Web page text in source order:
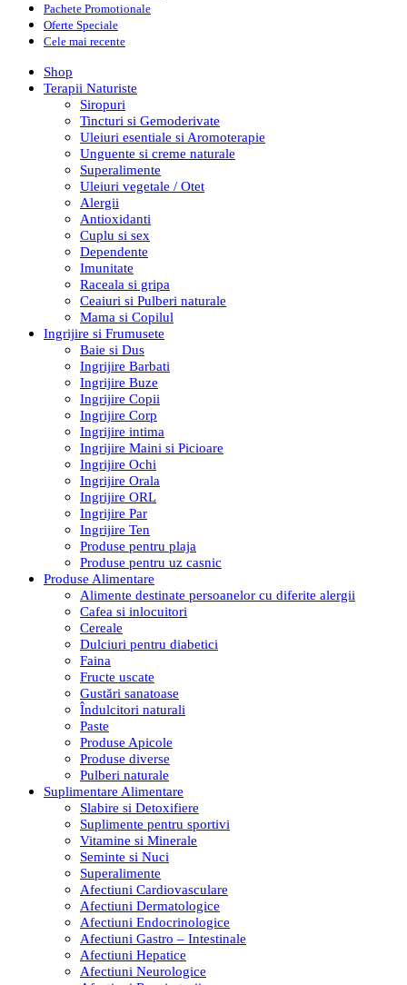
Pachete Promotionale
Oferte Speciale
Cele mai recente
Shop
Terapii Naturiste
Siropuri
Tincturi si Gemoderivate
Uleiuri esentiale si Aromoterapie
Unguente si creme naturale
Superalimente
Uleiuri vegetale / Otet
Alergii
Antioxidanti
Cuplu si sex
Dependente
Imunitate
Raceala si gripa
Ceaiuri si Pulberi naturale
Mama si Copilul
Ingrijire si Frumusete
Baie si Dus
Ingrijire Barbati
Ingrijire Buze
Ingrijire Copii
Ingrijire Corp
Ingrijire intima
Ingrijire Maini si Picioare
Ingrijire Ochi
Ingrijire Orala
Ingrijire ORL
Ingrijire Par
Ingrijire Ten
Produse pentru plaja
Produse pentru uz casnic
Produse Alimentare
Alimente destinate persoanelor cu diferite alergii
Cafea si inlocuitori
Cereale
Dulciuri pentru diabetici
Faina
Fructe uscate
Gustări sanatoase
Îndulcitori naturali
Paste
Produse Apicole
Produse diverse
Pulberi naturale
Suplimentare Alimentare
Slabire si Detoxifiere
Suplimente pentru sportivi
Vitamine si Minerale
Seminte si Nuci
Superalimente
Afectiuni Cardiovasculare
Afectiuni Dermatologice
Afectiuni Endocrinologice
Afectiuni Gastro – Intestinale
Afectiuni Hepatice
Afectiuni Neurologice